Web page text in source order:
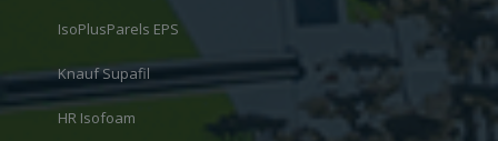
IsoPlusParels EPS
Knauf Supafil
HR Isofoam